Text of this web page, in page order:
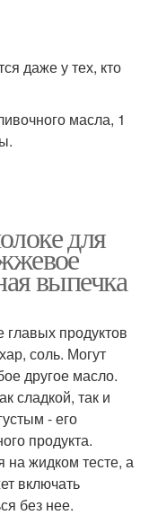
даже у тех, кто
масла, 1
для
выпечка
продуктов
соль. Могут
другое масло.
сладкой, так и
- его
продукта.
на жидком тесте, а
включать
без нее.